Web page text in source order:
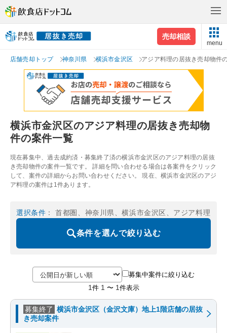
売却相談
menu
店舗売却トップ 神奈川県 横浜市金沢区 アジア料理の居抜き売却物件
横浜市金沢区のアジア料理の居抜き売却物
件の案件一覧
現在募集中、過去成約済・募集終了済の横浜市金沢区のアジア料理の居抜
き売却物件の案件一覧です。 詳細を問い合わせる場合は各案件をクリック
して、案件の詳細からお問い合わせください。 現在、横浜市金沢区のアジ
ア料理の案件は1件あります。
選択条件 ： 首都圏、神奈川県、横浜市金沢区、アジア料理
条件を選んで絞り込む
募集中案件に絞り込む
1 件 1 〜 1 件表示
募集終了 横浜市金沢区（金沢文庫）地上1階店舗の居抜
き売却案件